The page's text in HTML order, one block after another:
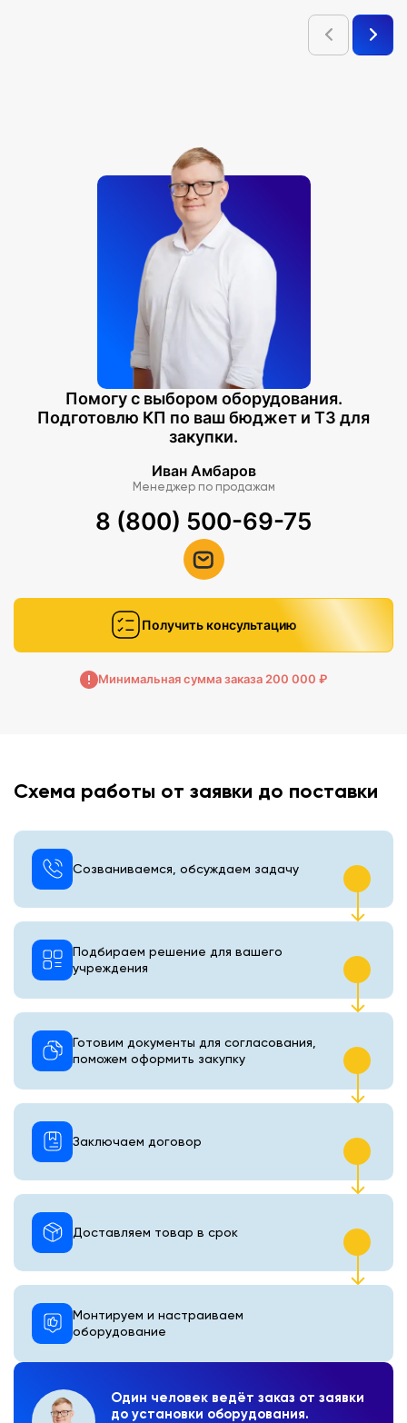
Помогу с выбором оборудования.
Подготовлю КП по ваш бюджет и ТЗ для
закупки.
Иван Амбаров
Менеджер по продажам
8 (800) 500-69-75
Получить консультацию
Минимальная сумма заказа 200 000 ₽
Схема работы от заявки до поставки
Один человек ведёт заказ от заявки
до установки оборудования.
Созваниваемся, обсуждаем задачу
Подбираем решение для вашего
учреждения
Готовим документы для согласования,
поможем оформить закупку
Монтируем и настраиваем
оборудование
Доставляем товар в срок
Заключаем договор